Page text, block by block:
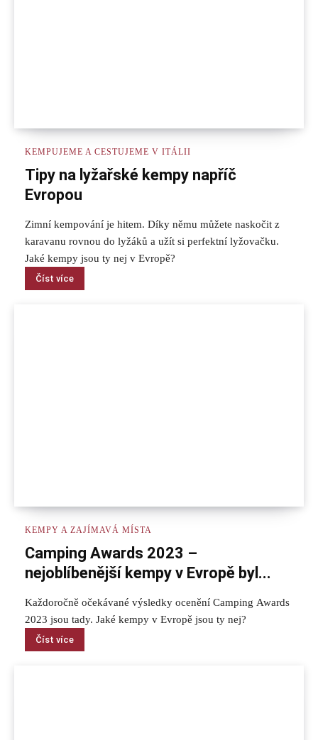
KEMPUJEME A CESTUJEME V ITÁLII
Tipy na lyžařské kempy napříč
Evropou
Zimní kempování je hitem. Díky němu můžete naskočit z
karavanu rovnou do lyžáků a užít si perfektní lyžovačku.
Jaké kempy jsou ty nej v Evropě?
Číst více
KEMPY A ZAJÍMAVÁ MÍSTA
Camping Awards 2023 –
nejoblíbenější kempy v Evropě byl...
Každoročně očekávané výsledky ocenění Camping Awards
2023 jsou tady. Jaké kempy v Evropě jsou ty nej?
Číst více